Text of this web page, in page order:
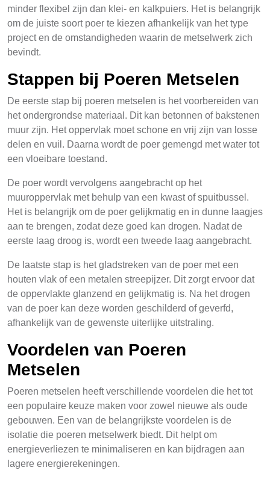
minder flexibel zijn dan klei- en kalkpuiers. Het is belangrijk
om de juiste soort poer te kiezen afhankelijk van het type
project en de omstandigheden waarin de metselwerk zich
bevindt.
Stappen bij Poeren Metselen
De eerste stap bij poeren metselen is het voorbereiden van
het ondergrondse materiaal. Dit kan betonnen of bakstenen
muur zijn. Het oppervlak moet schone en vrij zijn van losse
delen en vuil. Daarna wordt de poer gemengd met water tot
een vloeibare toestand.
De poer wordt vervolgens aangebracht op het
muuroppervlak met behulp van een kwast of spuitbussel.
Het is belangrijk om de poer gelijkmatig en in dunne laagjes
aan te brengen, zodat deze goed kan drogen. Nadat de
eerste laag droog is, wordt een tweede laag aangebracht.
De laatste stap is het gladstreken van de poer met een
houten vlak of een metalen streepijzer. Dit zorgt ervoor dat
de oppervlakte glanzend en gelijkmatig is. Na het drogen
van de poer kan deze worden geschilderd of geverfd,
afhankelijk van de gewenste uiterlijke uitstraling.
Voordelen van Poeren
Metselen
Poeren metselen heeft verschillende voordelen die het tot
een populaire keuze maken voor zowel nieuwe als oude
gebouwen. Een van de belangrijkste voordelen is de
isolatie die poeren metselwerk biedt. Dit helpt om
energieverliezen te minimaliseren en kan bijdragen aan
lagere energierekeningen.